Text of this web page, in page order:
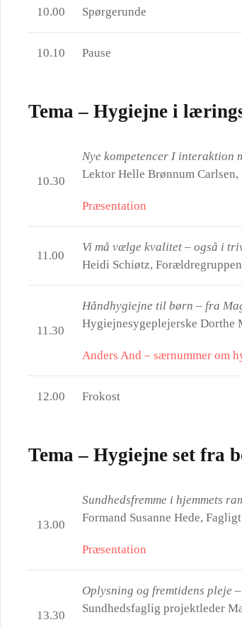
10.00 Spørgerunde
10.10 Pause
Tema – Hygiejne i
10.30
Nye kompetencer I interaktion
Lektor Helle Brønnum Carlsen,
Præsentation
11.00
Vi må vælge kvalitet – også i
Heidi Schiøtz,
11.30
Håndhygiejne til børn – fra
Hygiejnesygeplejerske Dorthe
Anders And – særnummer om
12.00 Frokost
Tema – Hygiejne set fra
13.00
Sundhedsfremme i hjemmets
Formand Susanne Hede,
Præsentation
13.30
Oplysning og fremtidens pleje
Sundhedsfaglig projektleder